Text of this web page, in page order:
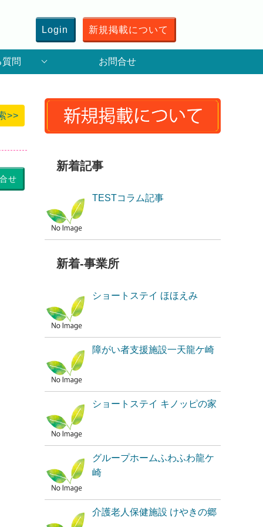
Login 新規掲載について
問 お問合せ
>>
せ
新着記事
TESTコラム記事
新着-事業所
ショートステイ ほほえみ
障がい者支援施設一天龍ケ崎
ショートステイ キノッピの家
グループホームふわふわ龍ケ
崎
介護老人保健施設 けやきの郷